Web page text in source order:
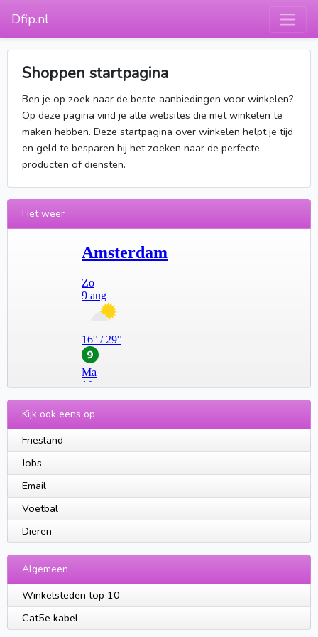
Dfip.nl
Shoppen startpagina
Ben je op zoek naar de beste aanbiedingen voor winkelen?
Op deze pagina vind je alle websites die met winkelen te
maken hebben. Deze startpagina over winkelen helpt je tijd
en geld te besparen bij het zoeken naar de perfecte
producten of diensten.
Het weer
Kijk ook eens op
Friesland
Jobs
Email
Voetbal
Dieren
Algemeen
Winkelsteden top 10
Cat5e kabel